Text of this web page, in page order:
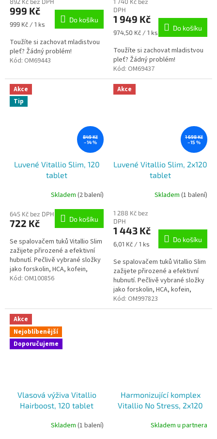
produktu
je
5,0
z
5
hvězdiček.
999 Kč
Měrná
999 Kč / 1 ks
Do košíku
Toužíte si zachovat mladistvou
pleť? Žádný problém!
Kód: OM69443
produktu
je
5,0
z
hvězdiček.
DPH
1 949 Kč
Měrná
974,50 Kč / 1 ks
Do košíku
Toužíte si zachovat mladistvou
pleť? Žádný problém!
Kód: OM69437
Akce
Tip
849 Kč
–14 %
Luvené Vitallio Slim, 120
tablet
produktu
je
z
5
hvězdiček.
Skladem(2 balení)
645 Kč bez DPH
722 Kč Do košíku
Se spalovačem tuků Vitallio Slim
zažijete přirozené a efektivní
hubnutí. Pečlivě vybrané složky
jako forskolin, HCA, kofein,
synefrin a zelený čaj přispívají...
Kód: OM100856
Akce
1 698 Kč
–15 %
Luvené Vitallio Slim, 2x120
tablet
Skladem (1 balení)
1 288 Kč bez
DPH
1 443 Kč
Měrná
6,01 Kč / 1 ks
Do košíku
Se spalovačem tuků Vitallio Slim
zažijete přirozené a efektivní
hubnutí. Pečlivě vybrané složky
jako forskolin, HCA, kofein,
synefrin a zelený čaj přispívají...
Kód: OM997823
Akce
Nejoblíbenější
Doporučujeme
Vlasová výživa Vitallio
Hairboost, 120 tablet
Skladem(1 balení)
Harmonizující komplex
Vitallio No Stress, 2x120
Skladem u partnera